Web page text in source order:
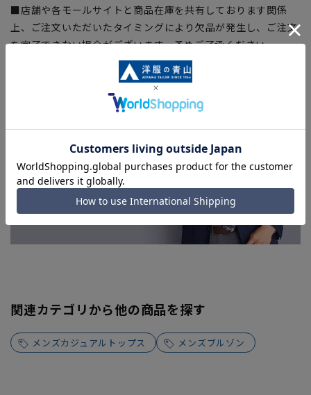
■店舗や各モールサイトと商品在庫を共有しております関係
上、ご注文いただいたタイミングにより欠品が発生し、ご注文
を完了できない場合がございます。予めご了承ください。
■お急ぎ発送のご注文につきましても、ご注文のタイミングに
よってはお急ぎ発送サービスを選択できない場合がございま
関連カテゴリから他の商品を探す
メンズカジュアルトップス メンズブルゾン